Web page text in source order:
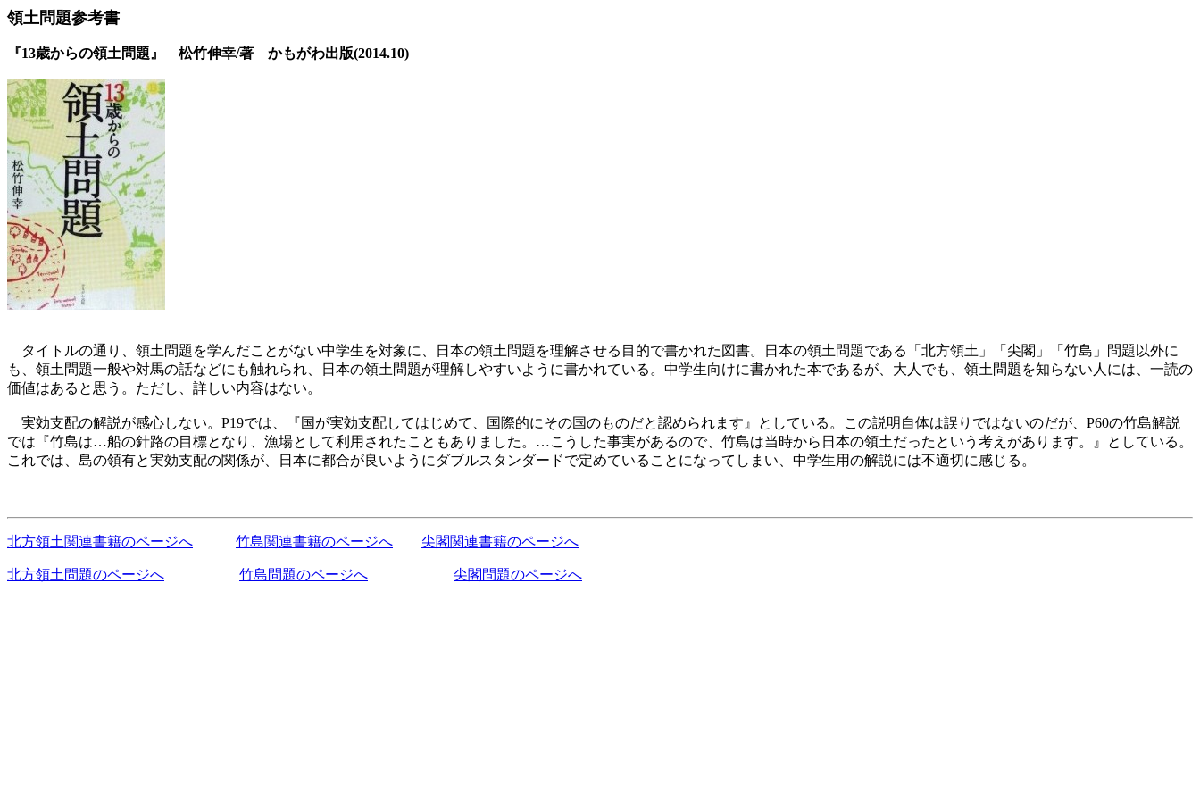
領土問題参考書
『13歳からの領土問題』 松竹伸幸/著 かもがわ出版(2014.10)
タイトルの通り、領土問題を学んだことがない中学生を対象に、日本の領土問題を理解させる目的で書かれた図書。日本の領土問題である「北方領土」「尖閣」「竹島」問題以外に
も、領土問題一般や対馬の話などにも触れられ、日本の領土問題が理解しやすいように書かれている。中学生向けに書かれた本であるが、大人でも、領土問題を知らない人には、一読の
価値はあると思う。ただし、詳しい内容はない。
実効支配の解説が感心しない。P19では、『国が実効支配してはじめて、国際的にその国のものだと認められます』としている。この説明自体は誤りではないのだが、P60の竹島解説
では『竹島は…船の針路の目標となり、漁場として利用されたこともありました。…こうした事実があるので、竹島は当時から日本の領土だったという考えがあります。』としている。
これでは、島の領有と実効支配の関係が、日本に都合が良いようにダブルスタンダードで定めていることになってしまい、中学生用の解説には不適切に感じる。
北方領土関連書籍のページへ 竹島関連書籍のページへ 尖閣関連書籍のページへ
北方領土問題のページへ 竹島問題のページへ 尖閣問題のページへ